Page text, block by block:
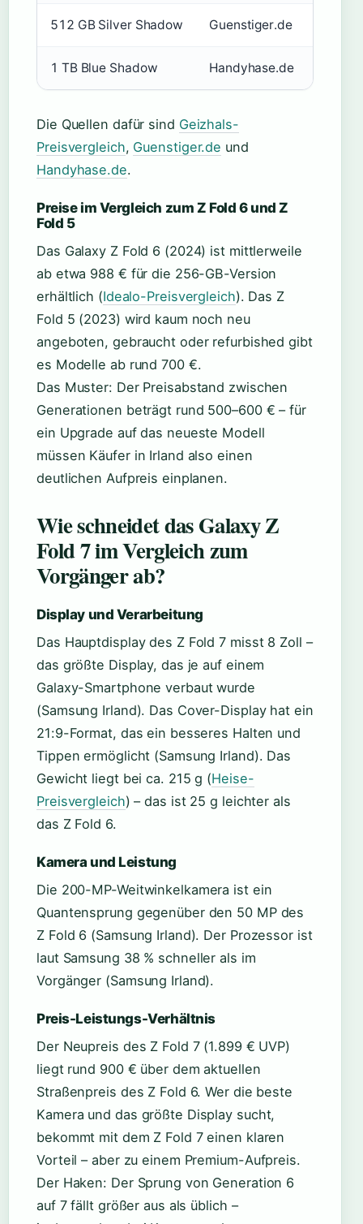
512 GB Silver Shadow Guenstiger.de
1 TB Blue Shadow Handyhase.de
Die Quellen dafür sind Geizhals-
Preisvergleich, Guenstiger.de und
Handyhase.de.
Preise im Vergleich zum Z Fold 6 und Z
Fold 5
Das Galaxy Z Fold 6 (2024) ist mittlerweile
ab etwa 988 € für die 256-GB-Version
erhältlich (Idealo-Preisvergleich). Das Z
Fold 5 (2023) wird kaum noch neu
angeboten, gebraucht oder refurbished gibt
es Modelle ab rund 700 €.
Das Muster: Der Preisabstand zwischen
Generationen beträgt rund 500–600 € – für
ein Upgrade auf das neueste Modell
müssen Käufer in Irland also einen
deutlichen Aufpreis einplanen.
Wie schneidet das Galaxy Z
Fold 7 im Vergleich zum
Vorgänger ab?
Display und Verarbeitung
Das Hauptdisplay des Z Fold 7 misst 8 Zoll –
das größte Display, das je auf einem
Galaxy-Smartphone verbaut wurde
(Samsung Irland). Das Cover-Display hat ein
21:9-Format, das ein besseres Halten und
Tippen ermöglicht (Samsung Irland). Das
Gewicht liegt bei ca. 215 g (Heise-
Preisvergleich) – das ist 25 g leichter als
das Z Fold 6.
Kamera und Leistung
Die 200-MP-Weitwinkelkamera ist ein
Quantensprung gegenüber den 50 MP des
Z Fold 6 (Samsung Irland). Der Prozessor ist
laut Samsung 38 % schneller als im
Vorgänger (Samsung Irland).
Preis-Leistungs-Verhältnis
Der Neupreis des Z Fold 7 (1.899 € UVP)
liegt rund 900 € über dem aktuellen
Straßenpreis des Z Fold 6. Wer die beste
Kamera und das größte Display sucht,
bekommt mit dem Z Fold 7 einen klaren
Vorteil – aber zu einem Premium-Aufpreis.
Der Haken: Der Sprung von Generation 6
auf 7 fällt größer aus als üblich –